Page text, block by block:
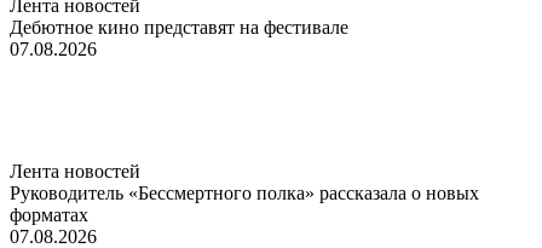
Лента новостей
Дебютное кино представят на фестивале
07.08.2026
Лента новостей
Руководитель «Бессмертного полка» рассказала о новых
форматах
07.08.2026